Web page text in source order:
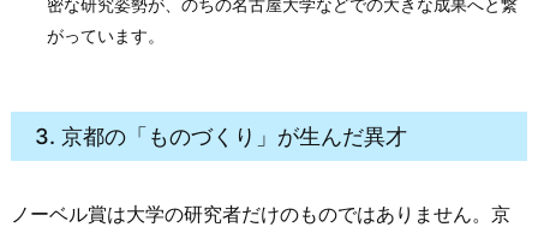
密な研究姿勢が、のちの名古屋大学などでの大きな成果へと繋
がっています。
3. 京都の「ものづくり」が生んだ異才
ノーベル賞は大学の研究者だけのものではありません。京